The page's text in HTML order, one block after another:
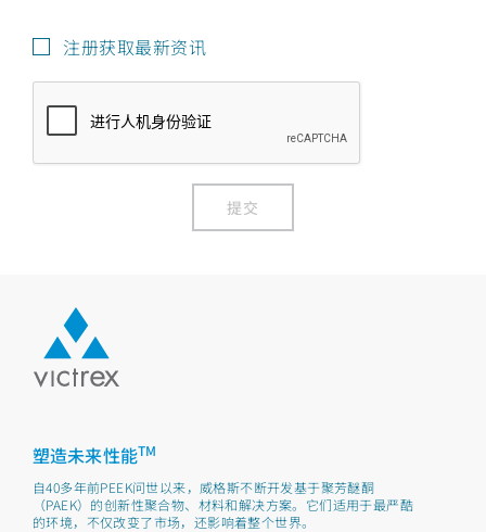
注册获取最新资讯
提交
塑造未来性能TM
自40多年前PEEK问世以来，威格斯不断开发基于聚芳醚酮
（PAEK）的创新性聚合物、材料和解决方案。它们适用于最严酷
的环境，不仅改变了市场，还影响着整个世界。